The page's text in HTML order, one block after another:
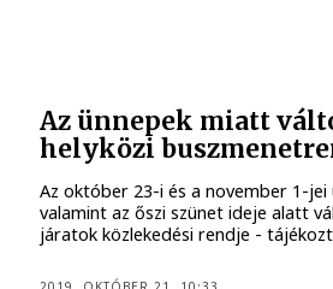
Az ünnepek miatt
helyközi
Az október 23-i és a november 1-jei
valamint az őszi szünet ideje alatt
járatok közlekedési rendje -